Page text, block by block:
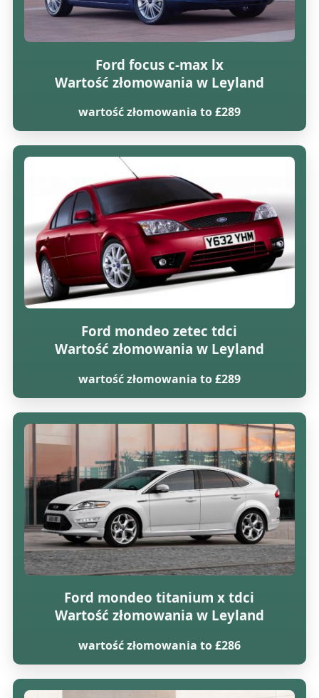
Ford focus c-max lx
Wartość złomowania w Leyland
wartość złomowania to £289
Ford mondeo zetec tdci
Wartość złomowania w Leyland
wartość złomowania to £289
Ford mondeo titanium x tdci
Wartość złomowania w Leyland
wartość złomowania to £286